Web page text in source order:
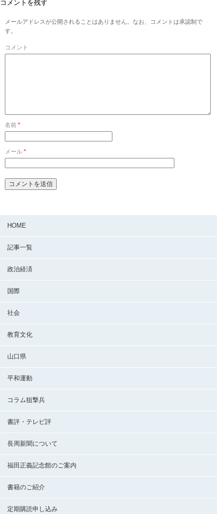
コメントを残す
メールアドレスが公開されることはありません。なお、コメントは承認制で
す。
コメント
名前 *
メール *
HOME
記事一覧
政治経済
国際
社会
教育文化
山口県
平和運動
コラム狙撃兵
書評・テレビ評
長周新聞について
福田正義記念館のご案内
書籍のご紹介
定期購読申し込み